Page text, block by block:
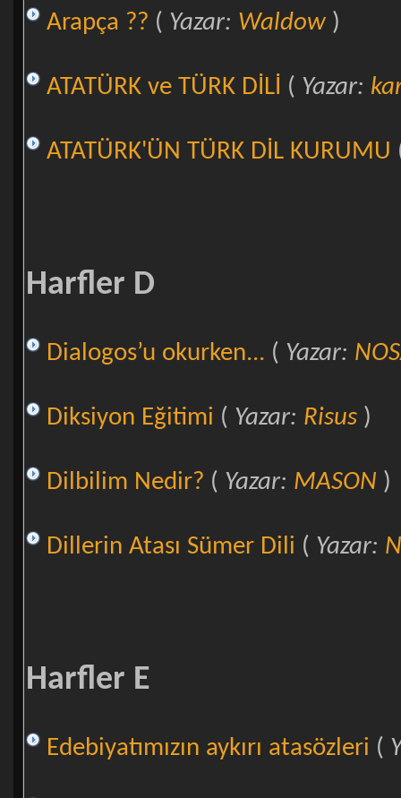
Arapça ?? ( Yazar: Waldow)
ATATÜRK ve TÜRK DİLİ ( Yazar:
ATATÜRK'ÜN TÜRK DİL KURUMU
Harfler D
Dialogos’u okurken... ( Yazar:
Diksiyon Eğitimi ( Yazar: Risus)
Dilbilim Nedir? ( Yazar: MASON )
Dillerin Atası Sümer Dili ( Yazar:
Harfler E
Edebiyatımızın aykırı atasözleri (